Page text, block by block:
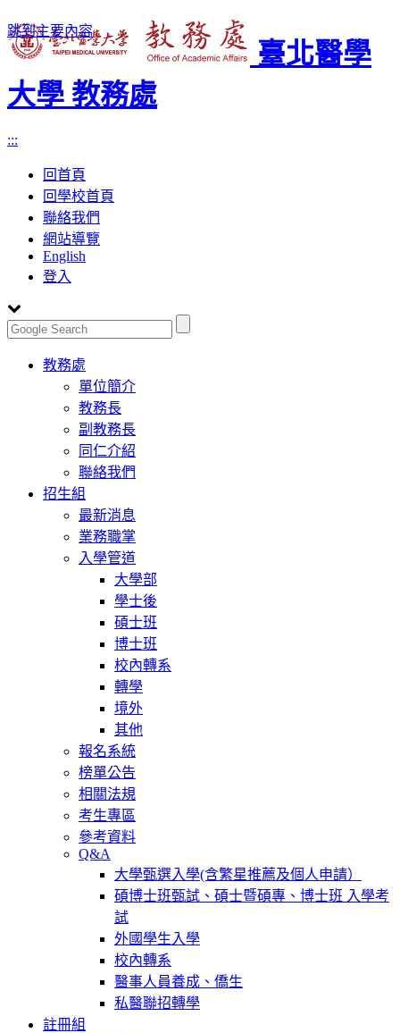
跳到主要內容
臺北醫學
大學 教務處
:::
回首頁
回學校首頁
聯絡我們
網站導覽
English
登入
Toggle
navigation
教務處
單位簡介
教務長
副教務長
同仁介紹
聯絡我們
招生組
最新消息
業務職掌
入學管道
大學部
學士後
碩士班
博士班
校內轉系
轉學
境外
其他
報名系統
榜單公告
相關法規
考生專區
參考資料
Q&A
大學甄選入學(含繁星推薦及個人申請）
碩博士班甄試、碩士暨碩專、博士班 入學考
試
外國學生入學
校內轉系
醫事人員養成、僑生
私醫聯招轉學
註冊組